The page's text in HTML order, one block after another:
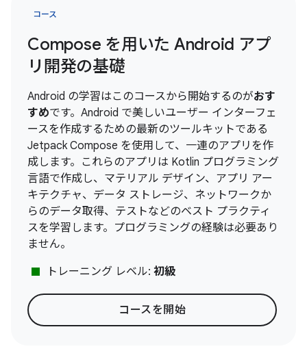
コース
Compose を用いた Android アプ
リ開発の基礎
Android の学習はこのコースから開始するのがおす
すめです。Android で美しいユーザー インターフェ
ースを作成するための最新のツールキットである
Jetpack Compose を使用して、一連のアプリを作
成します。これらのアプリは Kotlin プログラミング
言語で作成し、マテリアル デザイン、アプリ アー
キテクチャ、データ ストレージ、ネットワークか
らのデータ取得、テストなどのベスト プラクティ
スを学習します。プログラミングの経験は必要あり
ません。
stop トレーニング レベル: 初級
コースを開始